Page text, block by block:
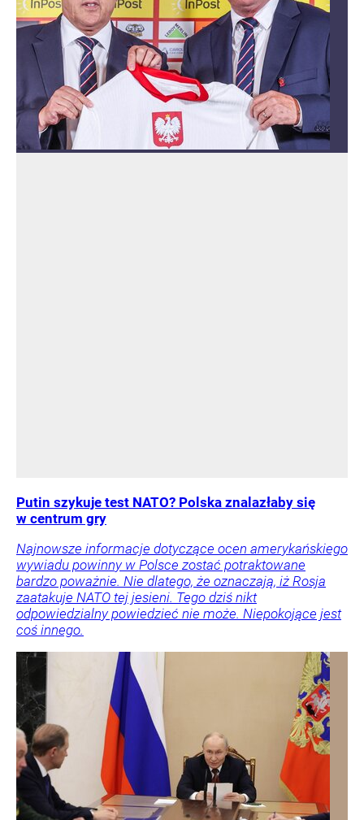
Putin szykuje test NATO? Polska znalazłaby się
w centrum gry
Najnowsze informacje dotyczące ocen amerykańskiego
wywiadu powinny w Polsce zostać potraktowane
bardzo poważnie. Nie dlatego, że oznaczają, iż Rosja
zaatakuje NATO tej jesieni. Tego dziś nikt
odpowiedzialny powiedzieć nie może. Niepokojące jest
coś innego.